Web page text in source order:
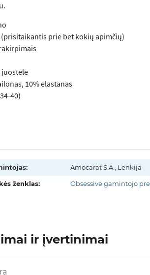
prie bet kokių apimčių)
juostele
10% elastanas
40)
Amocarat S.A., Lenkija
ženklas: Obsessive gamintojo
ir įvertinimai